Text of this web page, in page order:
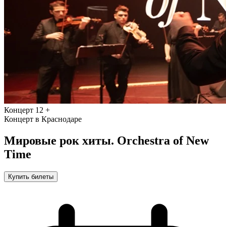
Концерт 12 +
Концерт в Краснодаре
Мировые рок хиты. Orchestra of New
Time
Купить билеты